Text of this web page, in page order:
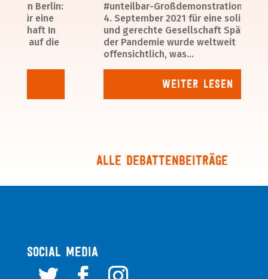
in Berlin:
für eine
In
auf die
#unteilbar-Großdemonstration in
4. September 2021 für eine solidarische
und gerechte Gesellschaft Spätestens
der Pandemie wurde weltweit
offensichtlich, was...
Weiter lesen
Alle Debattenbeiträge
SOCIAL MEDIA